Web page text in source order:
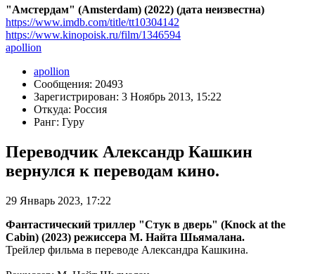
"Амстердам" (Amsterdam) (2022) (дата неизвестна)
https://www.imdb.com/title/tt10304142
https://www.kinopoisk.ru/film/1346594
apollion
apollion
Сообщения: 20493
Зарегистрирован: 3 Ноябрь 2013, 15:22
Откуда: Россия
Ранг: Гуру
Переводчик Александр Кашкин
вернулся к переводам кино.
29 Январь 2023, 17:22
Фантастический триллер "Стук в дверь" (Knock at the
Cabin) (2023) режиссера М. Найта Шьямалана.
Трейлер фильма в переводе Александра Кашкина.